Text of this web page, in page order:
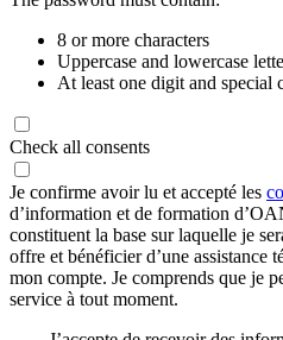
8 or more characters
Uppercase and lowercase
At least one digit and special
Check all consents
Je confirme avoir lu et accepté les
d’information et de formation
constituent la base sur laquelle je
offre et bénéficier d’une assistance
mon compte. Je comprends que je
service à tout moment.